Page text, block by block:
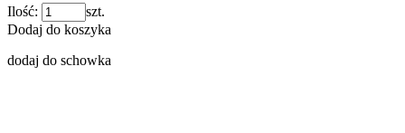
Ilość:
szt.
Dodaj do koszyka
dodaj do schowka